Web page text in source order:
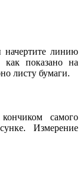
начертите линию
как показано на
листу бумаги.
самого
Измерение